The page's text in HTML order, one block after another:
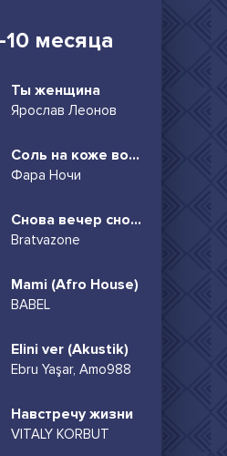
10 месяца
Ты женщина
Ярослав Леонов
Соль на коже волосы в пучок
Фара Ночи
Снова вечер снова дождь может всё таки придёшь
Bratvazone
Mami (Afro House)
BABEL
Elini ver (Akustik)
Ebru Yaşar, Amo988
Навстречу жизни
VITALY KORBUT